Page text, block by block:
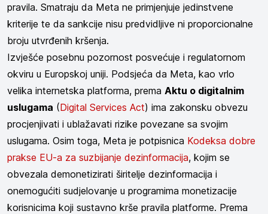
pravila. Smatraju da Meta ne primjenjuje jedinstvene
kriterije te da sankcije nisu predvidljive ni proporcionalne
broju utvrđenih kršenja.
Izvješće posebnu pozornost posvećuje i regulatornom
okviru u Europskoj uniji. Podsjeća da Meta, kao vrlo
velika internetska platforma, prema Aktu o digitalnim
uslugama (Digital Services Act) ima zakonsku obvezu
procjenjivati i ublažavati rizike povezane sa svojim
uslugama. Osim toga, Meta je potpisnica Kodeksa dobre
prakse EU-a za suzbijanje dezinformacija, kojim se
obvezala demonetizirati širitelje dezinformacija i
onemogućiti sudjelovanje u programima monetizacije
korisnicima koji sustavno krše pravila platforme. Prema